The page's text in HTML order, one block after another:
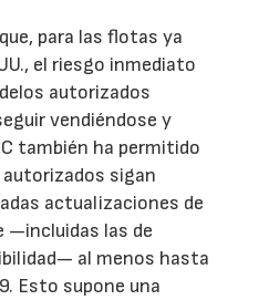
para las flotas ya
el riesgo inmediato
autorizados
vendiéndose y
también ha permitido
sigan
actualizaciones de
las de
al menos hasta
Esto supone una